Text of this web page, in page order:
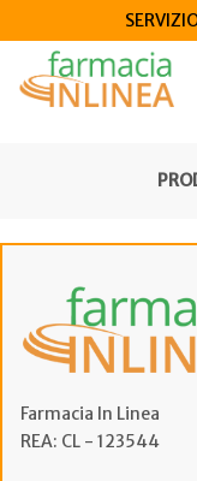
Farmacia In Linea
REA: CL - 123544